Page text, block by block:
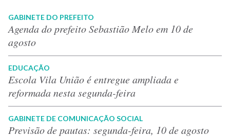
GABINETE DO PREFEITO
Agenda do prefeito Sebastião Melo em 10 de
agosto
EDUCAÇÃO
Escola Vila União é entregue ampliada e
reformada nesta segunda-feira
GABINETE DE COMUNICAÇÃO SOCIAL
Previsão de pautas: segunda-feira, 10 de agosto